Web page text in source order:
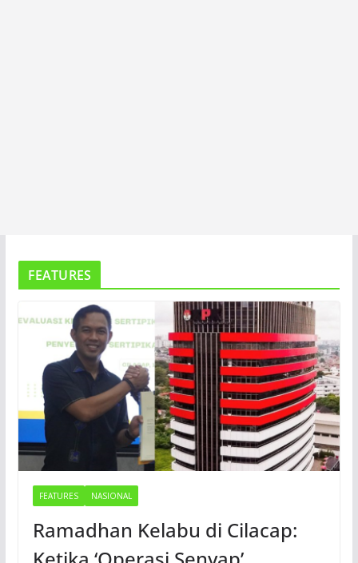
FEATURES
FEATURES NASIONAL
Ramadhan Kelabu di Cilacap: